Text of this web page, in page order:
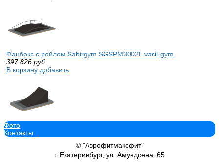
Фанбокс с рейлом Sabirgym SGSPM3002L vasil-gym
397 826 руб.
В корзину добавить
Кикер радиус Sabirgym SGSPM2024L для скейт парка/
85 541 руб.
Фото
Контакты
© "Аэрофитмаксфит"
г. Екатеринбург, ул. Амундсена, 65